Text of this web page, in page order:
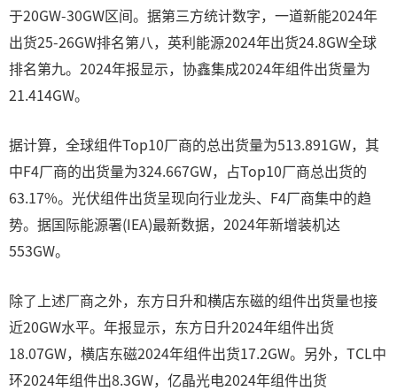
于20GW-30GW区间。据第三方统计数字，一道新能2024年
出货25-26GW排名第八，英利能源2024年出货24.8GW全球
排名第九。2024年报显示，协鑫集成2024年组件出货量为
21.414GW。
据计算，全球组件Top10厂商的总出货量为513.891GW，其
中F4厂商的出货量为324.667GW，占Top10厂商总出货的
63.17%。光伏组件出货呈现向行业龙头、F4厂商集中的趋
势。据国际能源署(IEA)最新数据，2024年新增装机达
553GW。
除了上述厂商之外，东方日升和横店东磁的组件出货量也接
近20GW水平。年报显示，东方日升2024年组件出货
18.07GW，横店东磁2024年组件出货17.2GW。另外，TCL中
环2024年组件出8.3GW，亿晶光电2024年组件出货